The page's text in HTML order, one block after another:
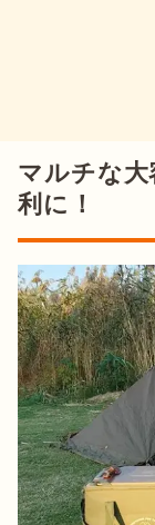
マルチな
利に！